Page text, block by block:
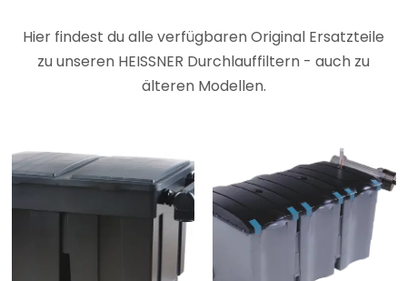
Hier findest du alle verfügbaren Original Ersatzteile
zu unseren HEISSNER Durchlauffiltern - auch zu
älteren Modellen.